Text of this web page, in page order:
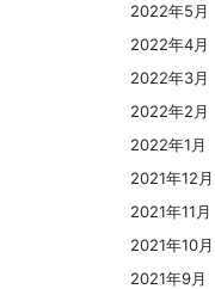
2022年5月
2022年4月
2022年3月
2022年2月
2022年1月
2021年12月
2021年11月
2021年10月
2021年9月